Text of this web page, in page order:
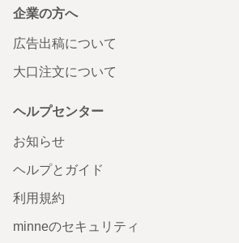
企業の方へ
広告出稿について
大口注文について
ヘルプセンター
お知らせ
ヘルプとガイド
利用規約
minneのセキュリティ